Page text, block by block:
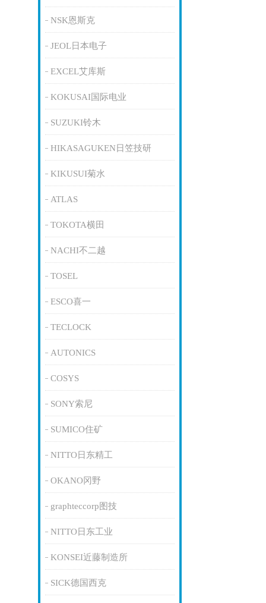
NSK恩斯克
JEOL日本电子
EXCEL艾库斯
KOKUSAI国际电业
SUZUKI铃木
HIKASAGUKEN日笠技研
KIKUSUI菊水
ATLAS
TOKOTA横田
NACHI不二越
TOSEL
ESCO喜一
TECLOCK
AUTONICS
COSYS
SONY索尼
SUMICO住矿
NITTO日东精工
OKANO冈野
graphteccorp图技
NITTO日东工业
KONSEI近藤制造所
SICK德国西克